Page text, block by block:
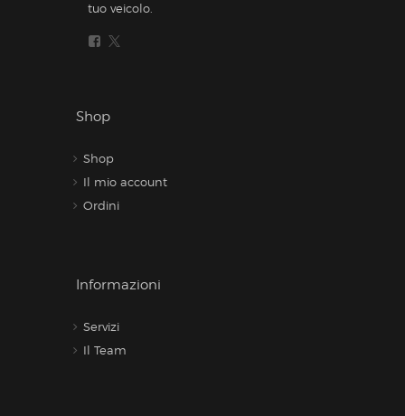
tuo veicolo.
Shop
Shop
Il mio account
Ordini
Informazioni
Servizi
Il Team